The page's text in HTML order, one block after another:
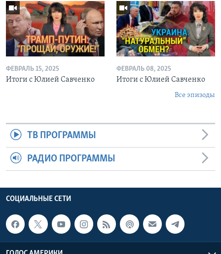
ФЕВРАЛЬ 15, 2025
Итоги с Юлией Савченко
ФЕВРАЛЬ 08, 2025
Итоги с Юлией Савченко
Все эпизоды
ТВ ПРОГРАММЫ
РАДИО ПРОГРАММЫ
СОЦИАЛЬНЫЕ СЕТИ